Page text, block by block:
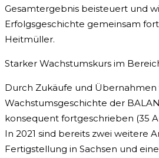
Gesamtergebnis beisteuert und
Erfolgsgeschichte gemeinsam
Heitmüller.
Starker Wachstumskurs im
Durch Zukäufe und Übernahmen
Wachstumsgeschichte der
konsequent fortgeschrieben (35
In 2021 sind bereits zwei weitere
Fertigstellung in Sachsen und